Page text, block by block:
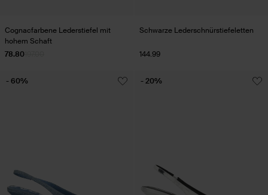
Cognacfarbene Lederstiefel mit
hohem Schaft
78.80
Schwarze Lederschnürstiefeletten
144.99
- 60% - 20%